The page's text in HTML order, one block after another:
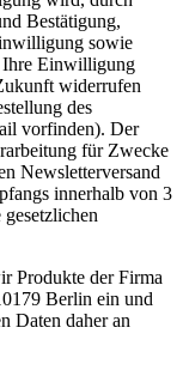
Bestätigung,
sowie
Ihre Einwilligung
widerrufen
des
vorfinden). Der
für Zwecke
Newsletterversand
innerhalb von 3
Produkte der Firma
Berlin ein und
Daten daher an